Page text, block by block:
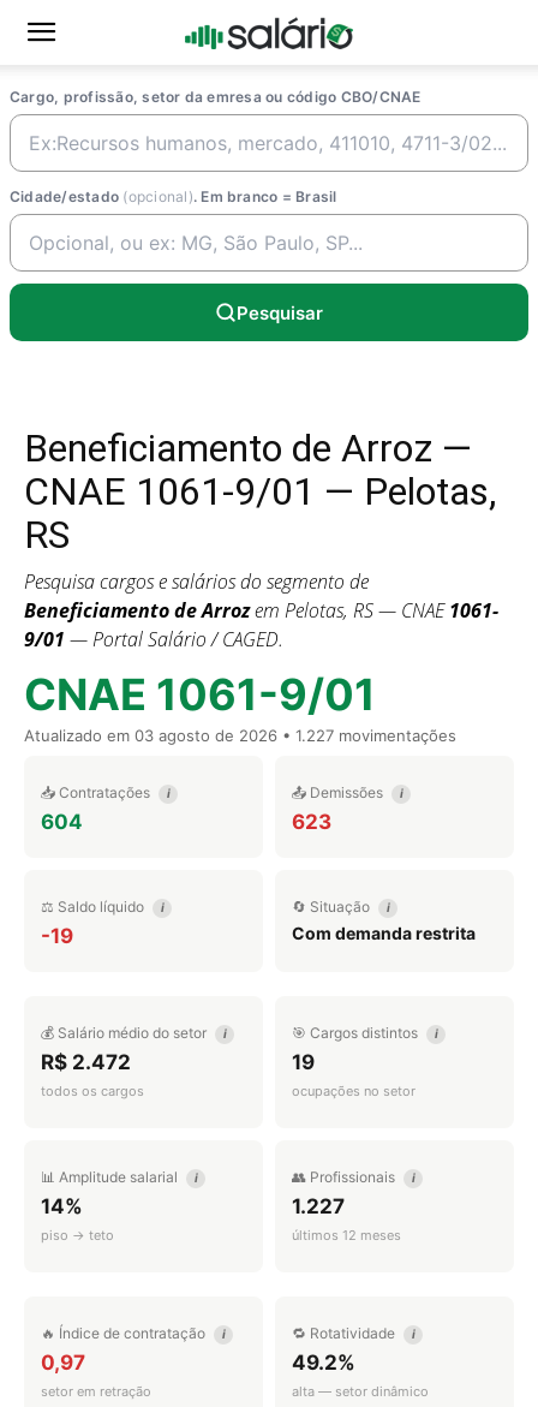
Cargo, profissão, setor da emresa ou código CBO/CNAE
Cidade/estado (opcional). Em branco = Brasil
Pesquisar
Beneficiamento de Arroz —
CNAE 1061-9/01 — Pelotas,
RS
Pesquisa cargos e salários do segmento de
Beneficiamento de Arrozem Pelotas, RS — CNAE1061-
9/01 — Portal Salário / CAGED.
CNAE 1061-9/01
Atualizado em 03 agosto de 2026 • 1.227 movimentações
📥 Contratações i
604
📤 Demissões i
623
⚖️ Saldo líquido i
-19
🔄 Situação i
Com demanda restrita
💰 Salário médio do setor i
R$ 2.472
todos os cargos
🎯 Cargos distintos i
19
ocupações no setor
📊 Amplitude salarial i
14%
piso → teto
👥 Profissionais i
1.227
últimos 12 meses
🔥 Índice de contratação i
0,97
setor em retração
🔁 Rotatividade i
49.2%
alta — setor dinâmico